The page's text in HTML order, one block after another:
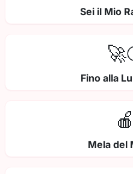
Sei il Mio
Fino alla
Mela del